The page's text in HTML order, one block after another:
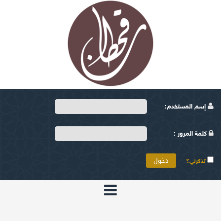
إسم المستخدم:
كلمة المرور :
تذكرني؟